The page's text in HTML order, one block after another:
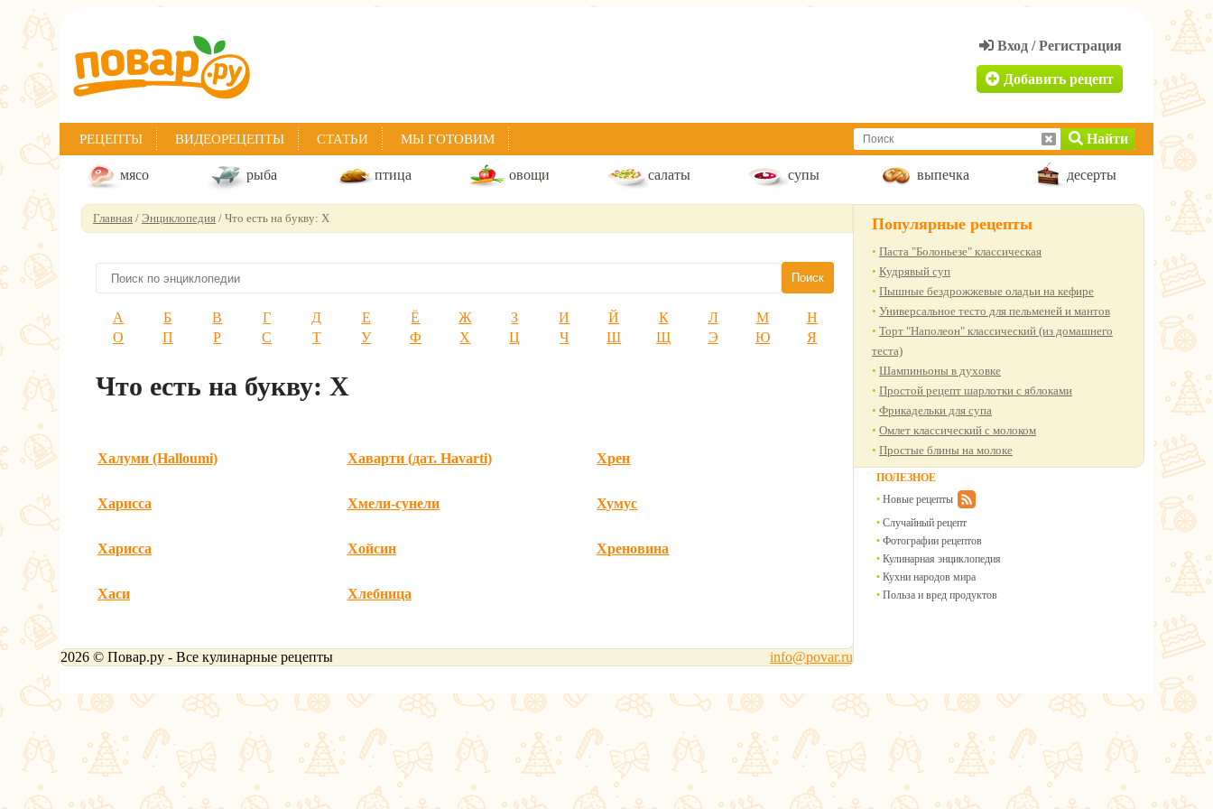
Добавить рецепт
РЕЦЕПТЫ ВИДЕОРЕЦЕПТЫ СТАТЬИ МЫ ГОТОВИМ Найти
мясо рыба птица овощи салаты супы выпечка десерты
Главная / Энциклопедия / Что есть на букву: Х
А Б В Г Д Е Ё Ж З И Й К Л М
Н
О
П Р С Т У Ф Х Ц Ч Ш Щ Э Ю Я
Что есть на букву: Х
Халуми (Halloumi) Хаварти (дат. Havarti) Хрен
Харисса Хмели-сунели Хумус
Харисса Хойсин Хреновина
Хаси Хлебница
Популярные рецепты
Паста "Болоньезе" классическая
Кудрявый суп
Пышные бездрожжевые оладьи на кефире
Универсальное тесто для пельменей и мантов
Торт "Наполеон" классический (из домашнего
теста)
Шампиньоны в духовке
Простой рецепт шарлотки с яблоками
Фрикадельки для супа
Омлет классический с молоком
Простые блины на молоке
ПОЛЕЗНОЕ
Новые рецепты
Случайный рецепт
Фотографии рецептов
Кулинарная энциклопедия
Кухни народов мира
Польза и вред продуктов
2026 © Повар.ру - Все кулинарные рецепты info@povar.ru